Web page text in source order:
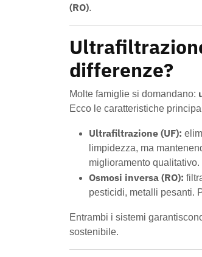
(RO).
differenze?
Molte famiglie si domandano:
Ecco le caratteristiche
Ultrafiltrazione (UF):
limpidezza, ma
miglioramento qualitativo.
Osmosi inversa (RO):
pesticidi, metalli pesanti.
Entrambi i sistemi
sostenibile.